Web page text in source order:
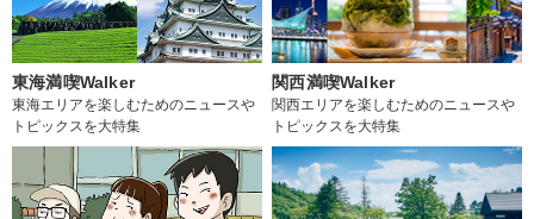
東海満喫Walker
東海エリアを楽しむためのニュースや
トピックスを大特集
関西満喫Walker
関西エリアを楽しむためのニュースや
トピックスを大特集